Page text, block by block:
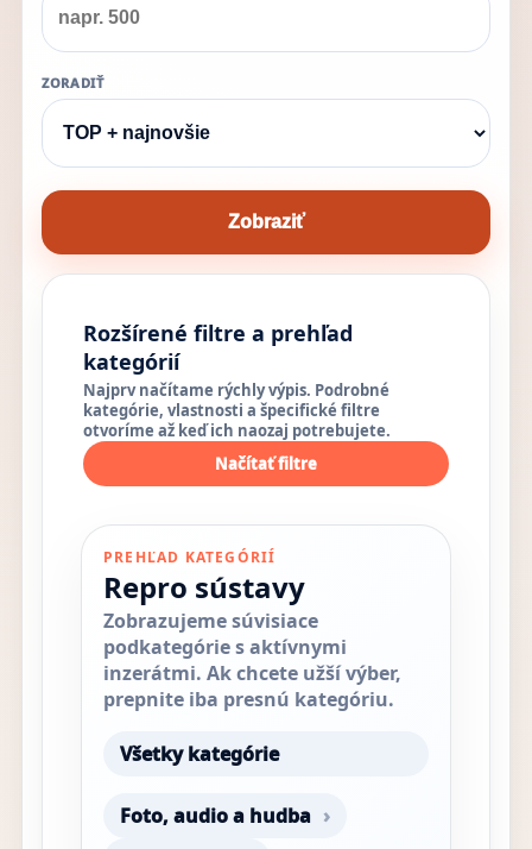
ZORADIŤ
Zobraziť
Rozšírené filtre a prehľad
kategórií
Najprv načítame rýchly výpis. Podrobné
kategórie, vlastnosti a špecifické filtre
otvoríme až keď ich naozaj potrebujete.
Načítať filtre
PREHĽAD KATEGÓRIÍ
Repro sústavy
Zobrazujeme súvisiace
podkategórie s aktívnymi
inzerátmi. Ak chcete užší výber,
prepnite iba presnú kategóriu.
Všetky kategórie
Foto, audio a hudba